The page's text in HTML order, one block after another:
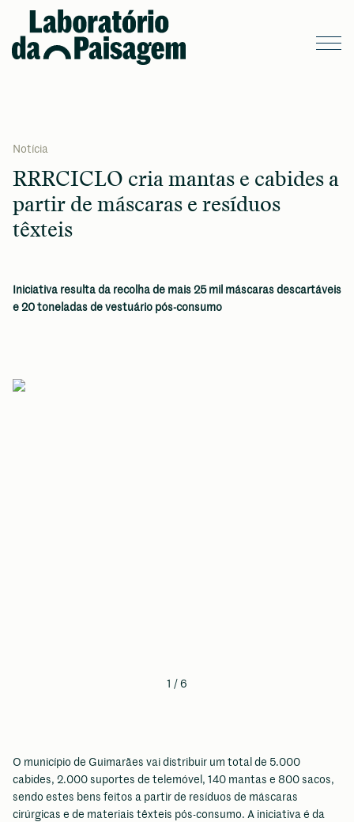
Notícia
RRRCICLO cria mantas e cabides a
partir de máscaras e resíduos
têxteis
Iniciativa resulta da recolha de mais 25 mil máscaras descartáveis
e 20 toneladas de vestuário pós-consumo
1 /6
O município de Guimarães vai distribuir um total de 5.000
cabides, 2.000 suportes de telemóvel, 140 mantas e 800 sacos,
sendo estes bens feitos a partir de resíduos de máscaras
cirúrgicas e de materiais têxteis pós-consumo. A iniciativa é da